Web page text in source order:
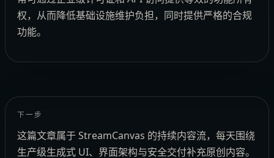
权，从而降低基础设施维护负担，同时提供严格的合规
功能。
下一步
这篇文章属于 StreamCanvas 的持续内容流，每天围绕
生产级生成式 UI、界面架构与安全交付补充原创内容。